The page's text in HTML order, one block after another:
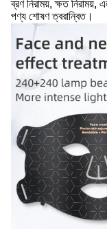
ব্রণ নিরাময়, ক্ষত
পণ্য শোষণ ত্বরান্বিত।